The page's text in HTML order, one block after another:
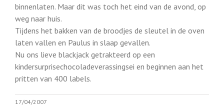
binnenlaten. Maar dit was toch het eind van de avond, op
weg naar huis.
Tijdens het bakken van de broodjes de sleutel in de oven
laten vallen en Paulus in slaap gevallen.
Nu ons lieve blackjack getrakteerd op een
kindersurprisechocoladeverassingsei en beginnen aan het
pritten van 400 labels.
17/04/2007